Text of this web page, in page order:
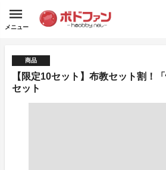
メニュー
商品
【限定10セット】布教セット割！
セット